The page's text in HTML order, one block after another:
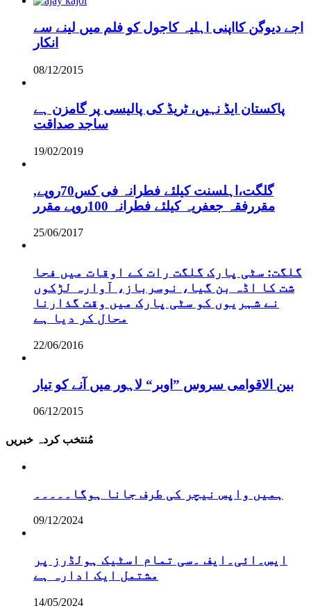
اجے دیوگن کااپنی اہلیہ کاجول کو فلم میں لینے سے
انکار
08/12/2015
پاکستان ایڈ نہیں، ٹریڈ کی پالیسی پر گامزن ہے
ساجد صداقت
19/02/2019
,گلگت،اہلسنت کیلئے فطرانہ فی کس70روپے
مقررفقہ جعفریہ کیلئے فطرانہ 100روپے مقرر
25/06/2017
گلگت: سٹی پارک گلگت رات کے اوقات میں فحا
شت کا اڈہ بن گیا، نوسرباز، آوارہ لڑکوں
نے شہریوں کو سٹی پارک میں وقت گذارنا
محال کر دیا ہے
22/06/2016
بین الاقوامی سروس ”اوبر“ لاہور میں آنے کو تیار
06/12/2015
مُنتخب کردہ خبریں
ہمیں واپس نیچر کی طرف جانا ہوگا۔۔۔۔۔
09/12/2024
ایس۔ائی۔ایف ۔سی تمام اسٹیک ہولڈرز پر
مشتمل ایک ادارہ ہے
14/05/2024